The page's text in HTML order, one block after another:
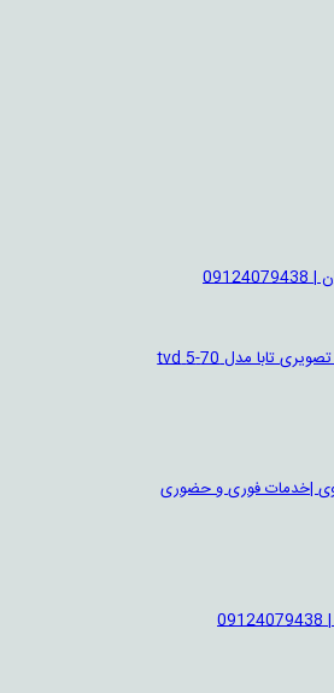
بررسی کیفیت گوشی آیفون تصویری تابا مدل 70-5 tvd
|خدمات فوری و حضوری